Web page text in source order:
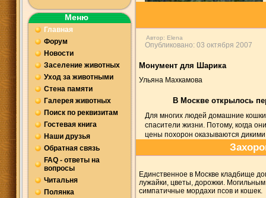
Меню
Главная
Форум
Новости
Заселение животных
Уход за животными
Стена памяти
Галерея животных
Поиск по реквизитам
Гостевая книга
Наши друзья
Обратная связь
FAQ - ответы на
вопросы
Читальня
Полянка
Автор: Elena
Опубликовано: 03 октября 2007
Монумент для Шарика
Ульяна Махкамова
В Москве открылось
Для многих людей домашние
спасители жизни. Потому, когда
цены похорон оказываются
Единственное в Москве кладбище
лужайки, цветы, дорожки.
симпатичные мордахи псов и кошек.